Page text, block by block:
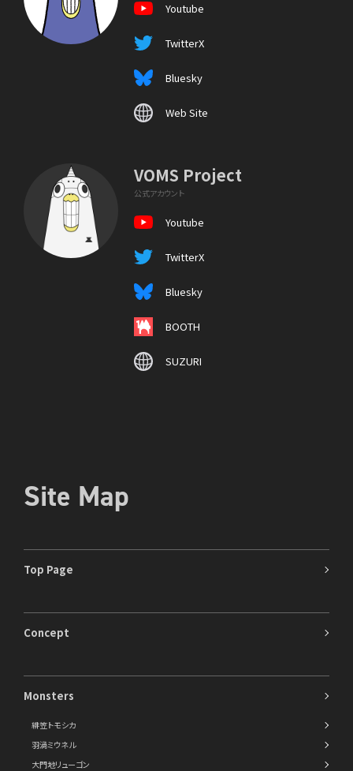
Youtube
TwitterX
Bluesky
Web Site
VOMS Project
公式アカウント
Youtube
TwitterX
Bluesky
BOOTH
SUZURI
Site Map
Top Page
Concept
Monsters
緋笠トモシカ
羽渦ミウネル
大門地リューゴン